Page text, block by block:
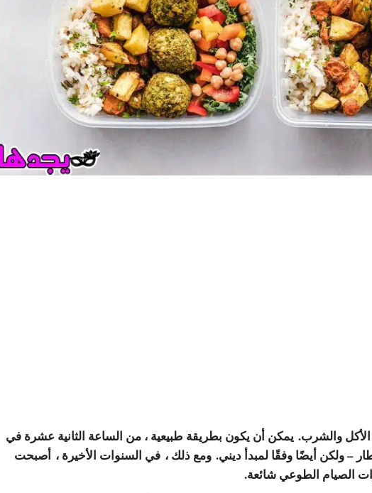
الأكل والشرب. يمكن أن يكون بطريقة طبيعية ، من الساعة الثانية عشرة في
– ولكن أيضًا وفقًا لمبدأ ديني. ومع ذلك ، في السنوات الأخيرة ، أصبحت
الصيام الطوعي شائعة.